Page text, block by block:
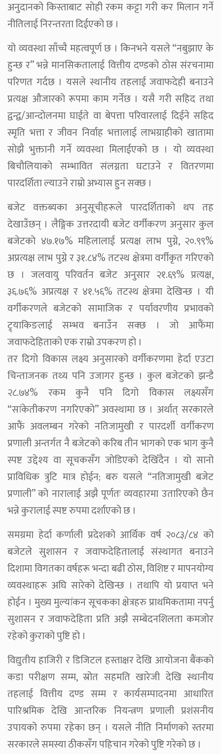
अनुदानको किस्ताबाट सोही रकम कट्टा गरी कर मिलान गर्ने
नीतिलाई निरन्तरता दिईएको छ ।
यो व्यवस्था साँच्चै महत्वपूर्ण छ । किनभने यसले “नबुझाए के
हुन्छ र” भन्ने मानसिकतालाई वित्तीय दण्डको ठोस संरचनामा
परिणत गर्दछ । यसले स्थानीय तहलाई जवाफदेही बनाउने
प्रत्यक्ष औजारको रूपमा काम गर्नेछ । यसै गरी सहिद तथा
द्वन्द्व/आन्दोलनमा घाईते वा बेपत्ता परिवारलाई दिईने सहिद
स्मृति भत्ता र जीवन निर्वाह भत्तालाई लाभग्राहीको खातामा
सोझै भुक्तानी गर्ने व्यवस्था मिलाईएको छ । यो व्यवस्था
बिचौलियाको सम्भावित संलग्नता घटाउने र वितरणमा
पारदर्शिता ल्याउने राम्रो अभ्यास हुन सक्छ ।
बजेट वक्तब्यका अनुसूचीहरूले पारदर्शिताको थप तह
देखाउँछन् । लैङ्गिक उत्तरदायी बजेट वर्गीकरण अनुसार कुल
बजेटको ४७.१७% महिलालाई प्रत्यक्ष लाभ पुग्ने, २०.९९%
अप्रत्यक्ष लाभ पुग्ने र ३१.८४% तटस्थ क्षेत्रमा वर्गीकृत गरिएको
छ । जलवायु परिवर्तन बजेट अनुसार २१.६९% प्रत्यक्ष,
३६.७६% अप्रत्यक्ष र ४१.५६% तटस्थ क्षेत्रमा देखिन्छ । यी
वर्गीकरणले बजेटको सामाजिक र पर्यावरणीय प्रभावको
ट्र्याकिङलाई सम्भव बनाउँन सक्छ । जो आफैंमा
जवाफदेहिताको एक राम्रो उपकरण हो ।
तर दिगो विकास लक्ष्य अनुसारको वर्गीकरणमा हेर्दा एउटा
चिन्ताजनक तथ्य पनि उजागर हुन्छ । कुल बजेटको झन्डै
२८.७४% रकम कुनै पनि दिगो विकास लक्ष्यसँग
“सांकेतीकरण नगरिएको” अवस्थामा छ । अर्थात् सरकारले
आफैं अवलम्बन गरेको नतिजामुखी र पारदर्शी वर्गीकरण
प्रणाली अन्तर्गत नै बजेटको करिब तीन भागको एक भाग कुनै
स्पष्ट उद्देश्य वा सूचकसँग जोडिएको देखिँदैन । यो सानो
प्राविधिक त्रुटि मात्र होईन; बरु यसले “नतिजामुखी बजेट
प्रणाली” को नारालाई अझै पूर्णतः व्यवहारमा उतारिएको छैन
भन्ने कुरालाई स्पष्ट रुपमा दर्शाएको छ ।
समग्रमा हेर्दा कर्णाली प्रदेशको आर्थिक वर्ष २०८३/८४ को
बजेटले सुशासन र जवाफदेहितालाई संस्थागत बनाउने
दिशामा विगतका वर्षहरू भन्दा बढी ठोस, विशिष्ट र मापनयोग्य
व्यवस्थाहरू अघि सारेको देखिन्छ । तथापि यो प्रयाप्त भने
होईन । मुख्य मुल्यांकन सूचकका क्षेत्रहरु प्राथमिकतामा नपर्नु
सुशासन र जवाफदेहिता प्रति अझै सम्बेदनशिलता कमजोर
रहेको कुराको पुष्टि हो ।
विद्युतीय हाजिरी र डिजिटल हस्ताक्षर देखि आयोजना बैंकको
कडा परीक्षण सम्म, स्रोत सहमति खारेजी देखि स्थानीय
तहलाई वित्तीय दण्ड सम्म र कार्यसम्पादनमा आधारित
पारिश्रमिक देखि आन्तरिक नियन्त्रण प्रणाली प्रशंसनीय
उपायको रुपमा रहेका छन् । यसले नीति निर्माणको स्तरमा
सरकारले समस्या ठीकसँग पहिचान गरेको पुष्टि गरेको छ ।